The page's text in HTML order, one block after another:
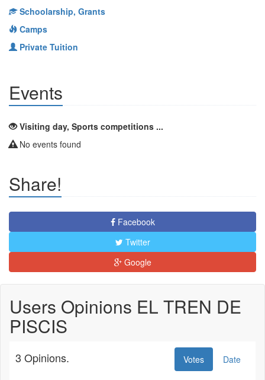
Schoolarship, Grants
Camps
Private Tuition
Events
Visiting day, Sports competitions ...
No events found
Share!
Facebook
Twitter
Google
Users Opinions EL TREN DE
PISCIS
3 Opinions. Votes Date